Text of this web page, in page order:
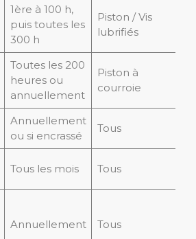
1ère à 100 h,
puis toutes les
300 h
Piston / Vis
lubrifiés
Toutes les 200
heures ou
annuellement
Piston à
courroie
Annuellement
ou si encrassé
Tous
Tous les mois Tous
Annuellement Tous